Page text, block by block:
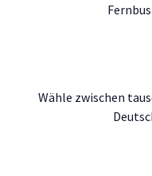
Wähle zwischen